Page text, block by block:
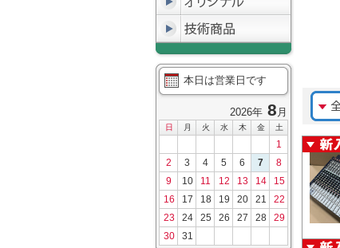
本日は営業日です
2026年 8 月
日 月 火 水 木 金 土
1
2
3 4 5 6 7
8
9
10 11 12 13 14
15
16
17 18 19 20 21
22
23
24 25 26 27 28
29
30
31